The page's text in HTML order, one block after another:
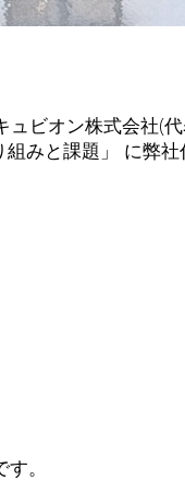
ビオン株式会社(
みと課題」 に弊社
。